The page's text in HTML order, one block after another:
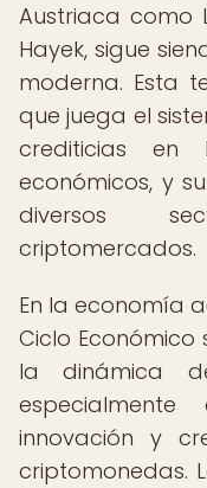
Austriaca como
Hayek, sigue
moderna. Esta
que juega el
crediticias en
económicos, y
diversos
criptomercados.
En la economía
Ciclo
la dinámica
innovación y
criptomonedas.